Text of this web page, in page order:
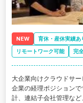
NEW 育休・産休実績あ
リモートワーク可能
完
大企業向けクラウドサ
企業の経理ポジション
計、連結子会社管理な